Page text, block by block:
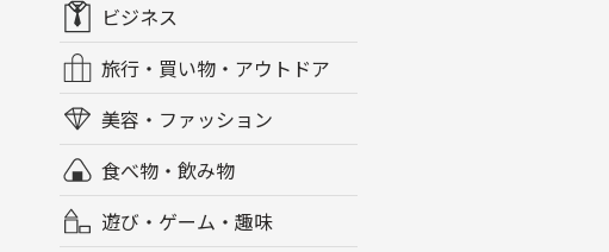
ビジネス
旅行・買い物・アウトドア
美容・ファッション
食べ物・飲み物
遊び・ゲーム・趣味